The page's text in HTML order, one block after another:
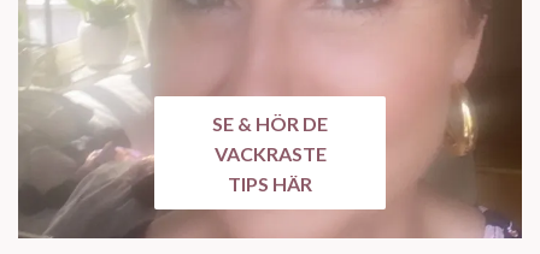
SE & HÖR DE
VACKRASTE
TIPS HÄR